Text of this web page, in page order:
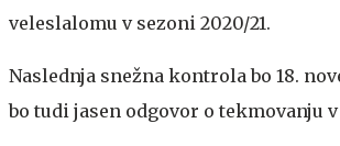
veleslalomu v sezoni 2020/21.
Naslednja snežna kontrola bo 18.
bo tudi jasen odgovor o tekmovanju v